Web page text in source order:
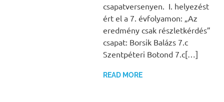
csapatversenyen. I. helyezést
ért el a 7. évfolyamon: „Az
eredmény csak részletkérdés”
csapat: Borsik Balázs 7.c
Szentpéteri Botond 7.c[…]
READ MORE